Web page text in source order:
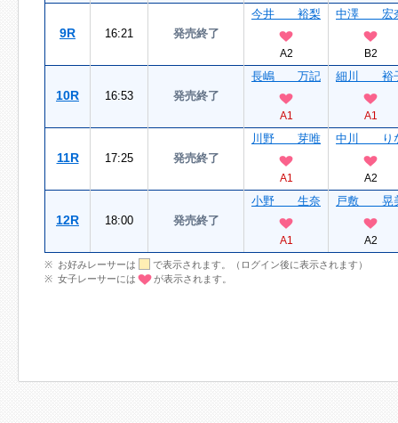
9R 16:21 発売終了
今井 裕梨
A2
中澤 宏
B2
10R 16:53 発売終了
長嶋 万記
A1
細川 裕
A1
11R 17:25 発売終了
川野 芽唯
A1
中川 り
A2
12R 18:00 発売終了
小野 生奈
A1
戸敷 晃
A2
お好みレーサーは
で表示されます。（ログイン後に表示されます）
女子レーサーには
が表示されます。